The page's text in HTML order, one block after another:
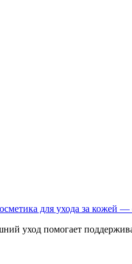
для ухода за кожей
уход помогает